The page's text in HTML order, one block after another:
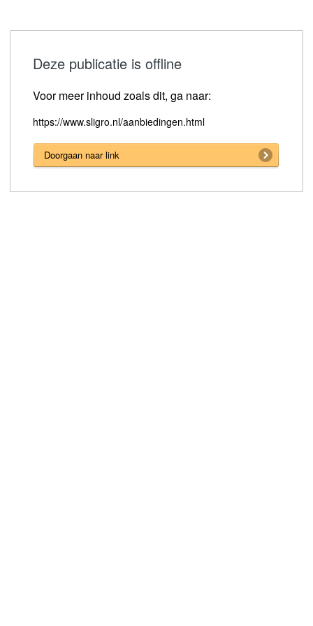
Deze publicatie is offline
Voor meer inhoud zoals dit, ga naar:
https://www.sligro.nl/aanbiedingen.html
Doorgaan naar link